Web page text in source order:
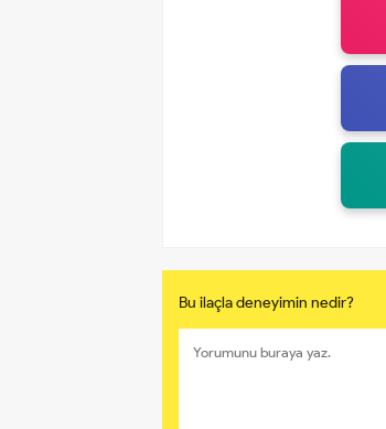
Bu ilaçla deneyimin nedir?